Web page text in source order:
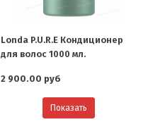
Londa P.U.R.E Кондиционер
для волос 1000 мл.
2 900.00 руб
Показать